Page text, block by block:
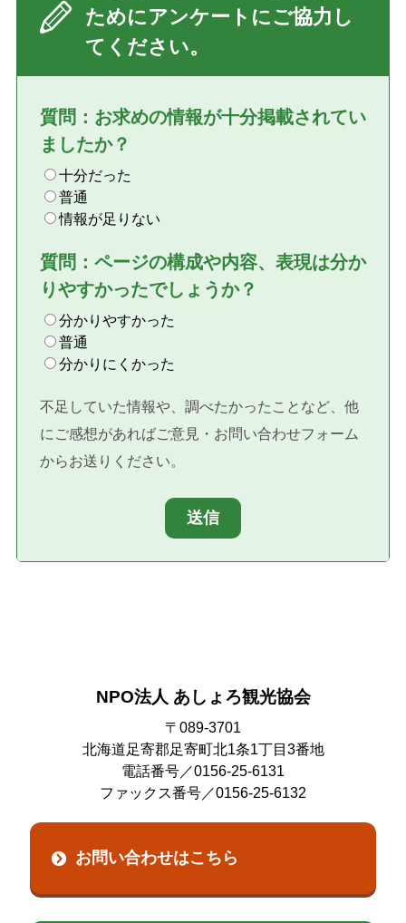
ためにアンケートにご協力し
てください。
質問：お求めの情報が十分掲載されてい
ましたか？
十分だった
普通
情報が足りない
質問：ページの構成や内容、表現は分か
りやすかったでしょうか？
分かりやすかった
普通
分かりにくかった
不足していた情報や、調べたかったことなど、他
にご感想があればご意見・お問い合わせフォーム
からお送りください。
送信
NPO法人 あしょろ観光協会
〒089-3701
北海道足寄郡足寄町北1条1丁目3番地
電話番号／0156-25-6131
ファックス番号／0156-25-6132
お問い合わせはこちら